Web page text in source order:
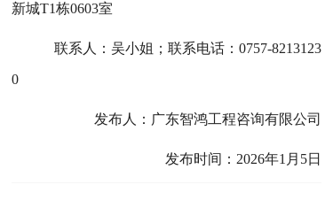
新城T1栋0603室
联系人：吴小姐；联系电话： 0757-8213123
0
发布人：广东智鸿工程咨询有限公司
发布时间：2026年1月 5日